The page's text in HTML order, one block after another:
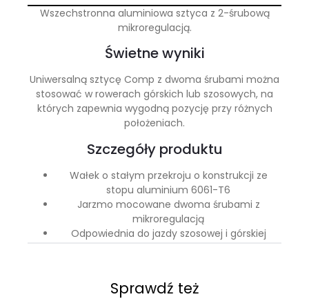
Wszechstronna aluminiowa sztyca z 2-śrubową
mikroregulacją.
Świetne wyniki
Uniwersalną sztycę Comp z dwoma śrubami można
stosować w rowerach górskich lub szosowych, na
których zapewnia wygodną pozycję przy różnych
położeniach.
Szczegóły produktu
Wałek o stałym przekroju o konstrukcji ze
stopu aluminium 6061-T6
Jarzmo mocowane dwoma śrubami z
mikroregulacją
Odpowiednia do jazdy szosowej i górskiej
Sprawdź też